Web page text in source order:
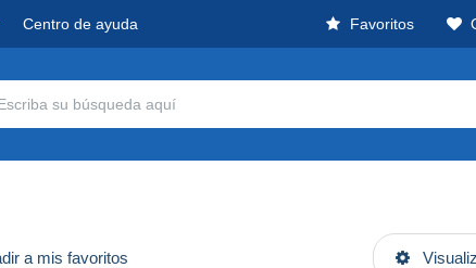
Centro de ayuda Favoritos
a mis favoritos